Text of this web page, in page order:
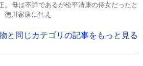
。母は不詳であるが松平清康の侍女だったと
徳川家康に仕え
と同じカテゴリの記事をもっと見る